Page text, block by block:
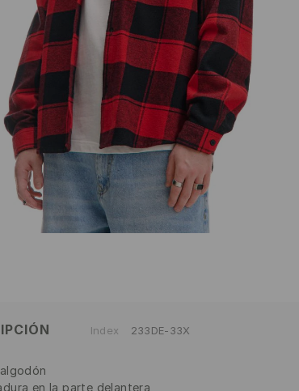
Index 233DE-33X
en la parte delantera